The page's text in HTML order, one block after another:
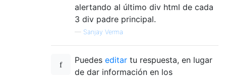
alertando al último div html de cada
3 div padre principal.
— Sanjay Verma
Puedes editar tu respuesta, en lugar
de dar información en los